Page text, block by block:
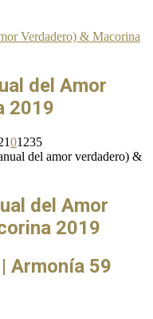
Verdadero) & Macorina
del Amor
2019
01235
del Amor
2019
Armonía 59